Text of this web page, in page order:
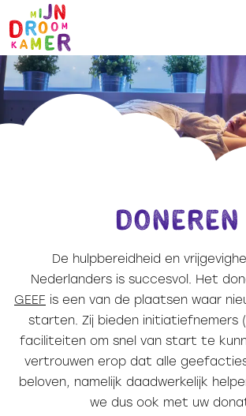
Doneren
De hulpbereidheid en
Nederlanders is succesvol. Het
GEEF is een van de plaatsen waar
starten. Zij bieden initiatiefnemers
faciliteiten om snel van start te
vertrouwen erop dat alle
beloven, namelijk daadwerkelijk
we dus ook met uw